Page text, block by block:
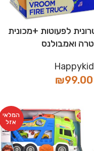
לפעוטות +מכונית
ואמבולנס
Happykid
₪99.00
המלאי
אזל